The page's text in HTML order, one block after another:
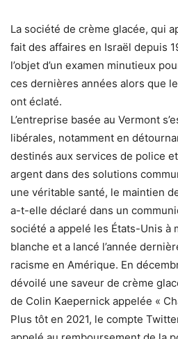
La société de crème glacée, qui
fait des affaires en Israël depuis
l’objet d’un examen minutieux
ces dernières années alors que
ont éclaté.
L’entreprise basée au Vermont
libérales, notamment en
destinés aux services de police
argent dans des solutions
une véritable santé, le maintien
a-t-elle déclaré dans un
société a appelé les États-Unis à
blanche et a lancé l’année
racisme en Amérique. En
dévoilé une saveur de crème
de Colin Kaepernick appelée «
Plus tôt en 2021, le compte